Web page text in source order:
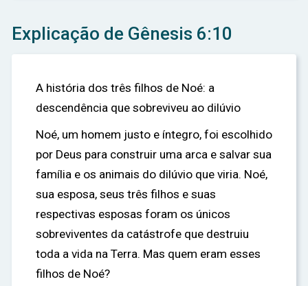
Explicação de Gênesis 6:10
A história dos três filhos de Noé: a
descendência que sobreviveu ao dilúvio
Noé, um homem justo e íntegro, foi escolhido
por Deus para construir uma arca e salvar sua
família e os animais do dilúvio que viria. Noé,
sua esposa, seus três filhos e suas
respectivas esposas foram os únicos
sobreviventes da catástrofe que destruiu
toda a vida na Terra. Mas quem eram esses
filhos de Noé?